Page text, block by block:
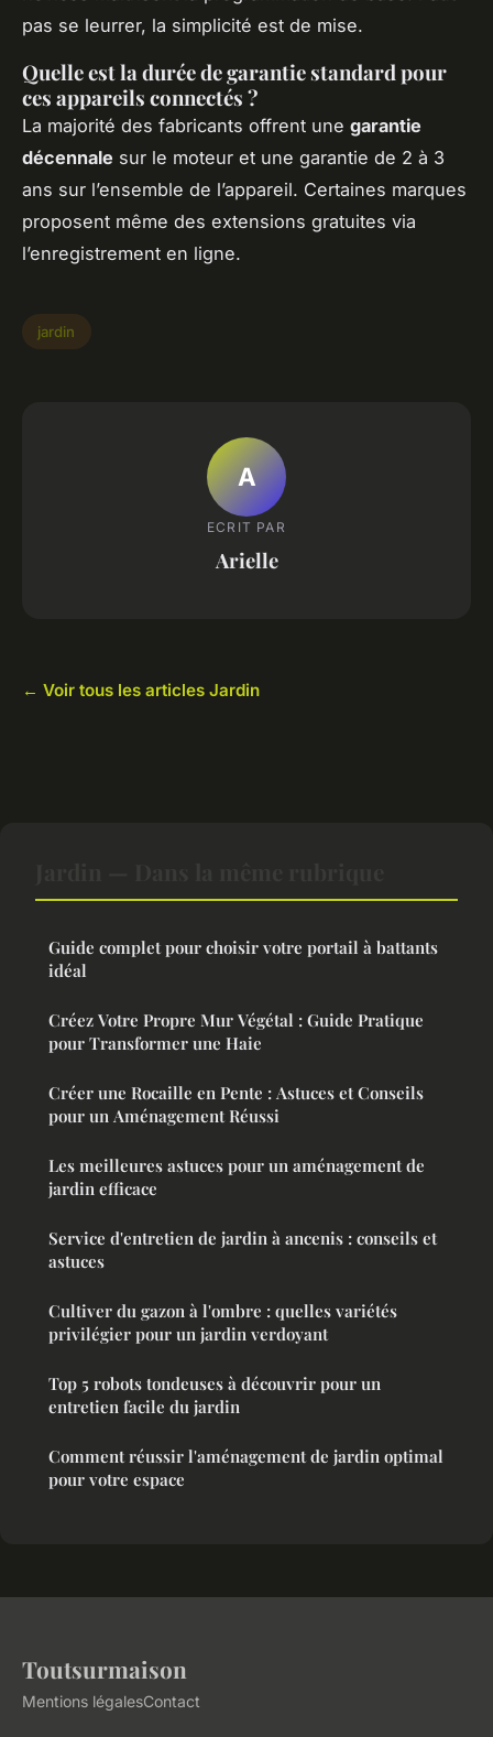
pas se leurrer, la simplicité est de mise.
Quelle est la durée de garantie standard pour
ces appareils connectés ?
La majorité des fabricants offrent une garantie
décennale sur le moteur et une garantie de 2 à 3
ans sur l’ensemble de l’appareil. Certaines marques
proposent même des extensions gratuites via
l’enregistrement en ligne.
jardin
A
ECRIT PAR
Arielle
← Voir tous les articles Jardin
Guide complet pour choisir votre portail à battants
idéal
Créez Votre Propre Mur Végétal : Guide Pratique
pour Transformer une Haie
Créer une Rocaille en Pente : Astuces et Conseils
pour un Aménagement Réussi
Les meilleures astuces pour un aménagement de
jardin efficace
Service d'entretien de jardin à ancenis : conseils et
astuces
Cultiver du gazon à l'ombre : quelles variétés
privilégier pour un jardin verdoyant
Top 5 robots tondeuses à découvrir pour un
entretien facile du jardin
Comment réussir l'aménagement de jardin optimal
pour votre espace
Toutsurmaison
Mentions légalesContact